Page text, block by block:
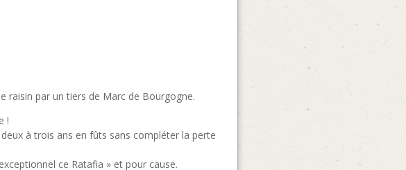
raisin par un tiers de Marc de Bourgogne.
!
à trois ans en fûts sans compléter la perte
ce Ratafia » et pour cause.